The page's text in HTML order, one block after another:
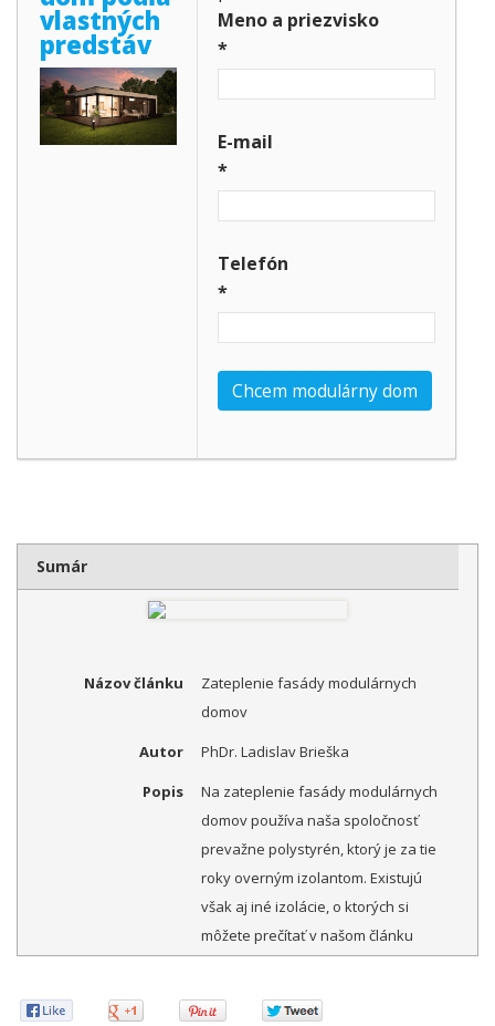
vlastných
predstáv
Meno a priezvisko
*
E-mail
*
Telefón
*
Sumár
Názov článku
Zateplenie fasády modulárnych
domov
Autor PhDr. Ladislav Brieška
Popis
Na zateplenie fasády modulárnych
domov používa naša spoločnosť
prevažne polystyrén, ktorý je za tie
roky overným izolantom. Existujú
však aj iné izolácie, o ktorých si
môžete prečítať v našom článku